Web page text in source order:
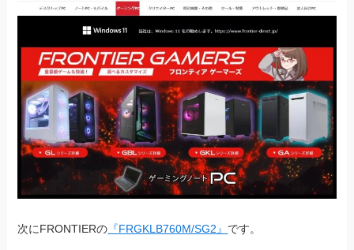
次にFRONTIERの 『FRGKLB760M/SG2』 です。